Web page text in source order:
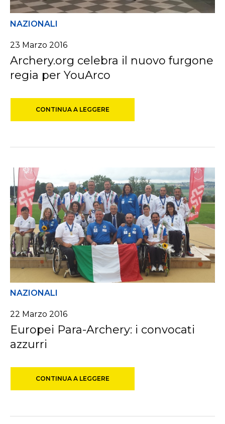
NAZIONALI
23 Marzo 2016
Archery.org celebra il nuovo furgone
regia per YouArco
CONTINUA A LEGGERE
NAZIONALI
22 Marzo 2016
Europei Para-Archery: i convocati
azzurri
CONTINUA A LEGGERE